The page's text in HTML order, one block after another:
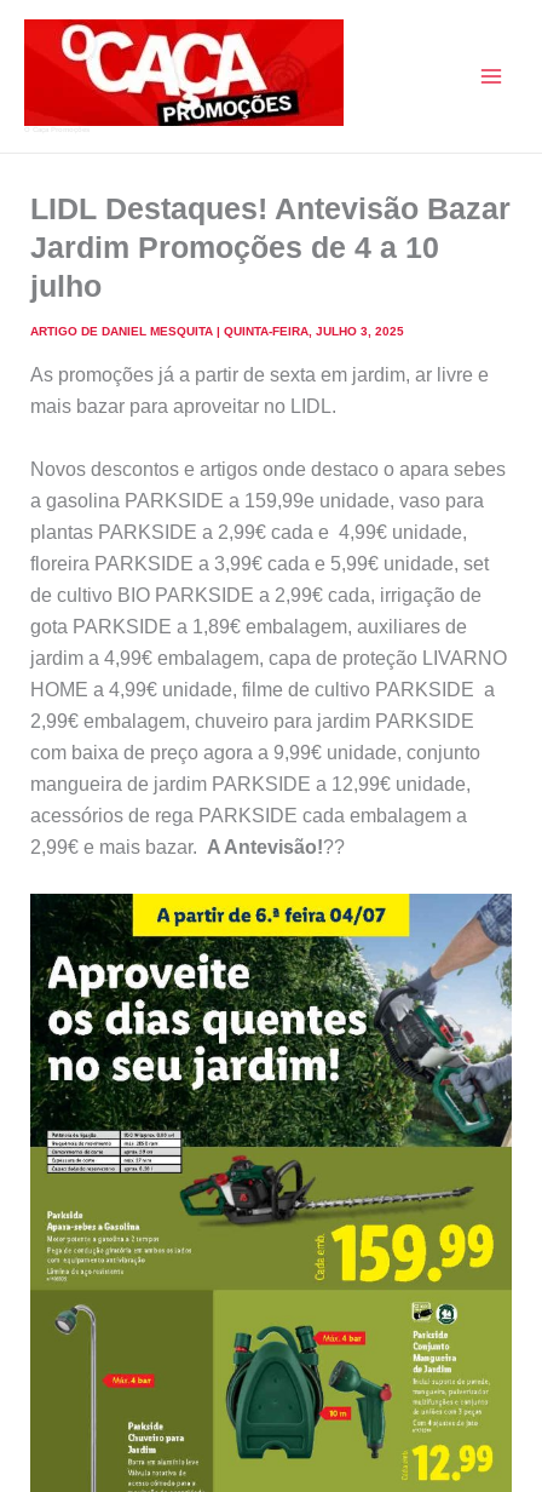
LIDL Destaques! Antevisão Bazar
Jardim Promoções de 4 a 10
julho
ARTIGO DE DANIEL MESQUITA | QUINTA-FEIRA, JULHO 3, 2025
As promoções já a partir de sexta em jardim, ar livre e
mais bazar para aproveitar no LIDL.
Novos descontos e artigos onde destaco o apara sebes
a gasolina PARKSIDE a 159,99e unidade, vaso para
plantas PARKSIDE a 2,99€ cada e 4,99€ unidade,
floreira PARKSIDE a 3,99€ cada e 5,99€ unidade, set
de cultivo BIO PARKSIDE a 2,99€ cada, irrigação de
gota PARKSIDE a 1,89€ embalagem, auxiliares de
jardim a 4,99€ embalagem, capa de proteção LIVARNO
HOME a 4,99€ unidade, filme de cultivo PARKSIDE a
2,99€ embalagem, chuveiro para jardim PARKSIDE
com baixa de preço agora a 9,99€ unidade, conjunto
mangueira de jardim PARKSIDE a 12,99€ unidade,
acessórios de rega PARKSIDE cada embalagem a
2,99€ e mais bazar. A Antevisão!??